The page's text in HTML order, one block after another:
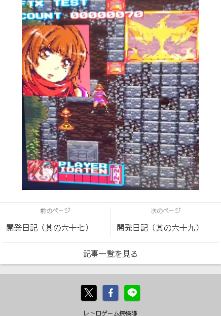
前のページ
開発日記（其の六十七）
次のページ
開発日記（其の六十九）
記事一覧を見る
レトロゲーム探検隊